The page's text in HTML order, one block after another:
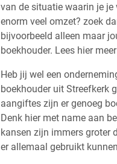
van de situatie waarin je
enorm veel omzet? zoek
bijvoorbeeld alleen maar
boekhouder. Lees hier
Heb jij wel een
boekhouder uit Streefkerk
aangiftes zijn er genoeg
Denk hier met name aan
kansen zijn immers groter
er allemaal gebruikt